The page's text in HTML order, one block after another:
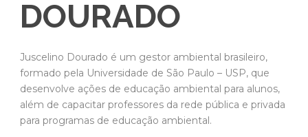
DOURADO
Juscelino Dourado é um gestor ambiental brasileiro,
formado pela Universidade de São Paulo – USP, que
desenvolve ações de educação ambiental para alunos,
além de capacitar professores da rede pública e privada
para programas de educação ambiental.